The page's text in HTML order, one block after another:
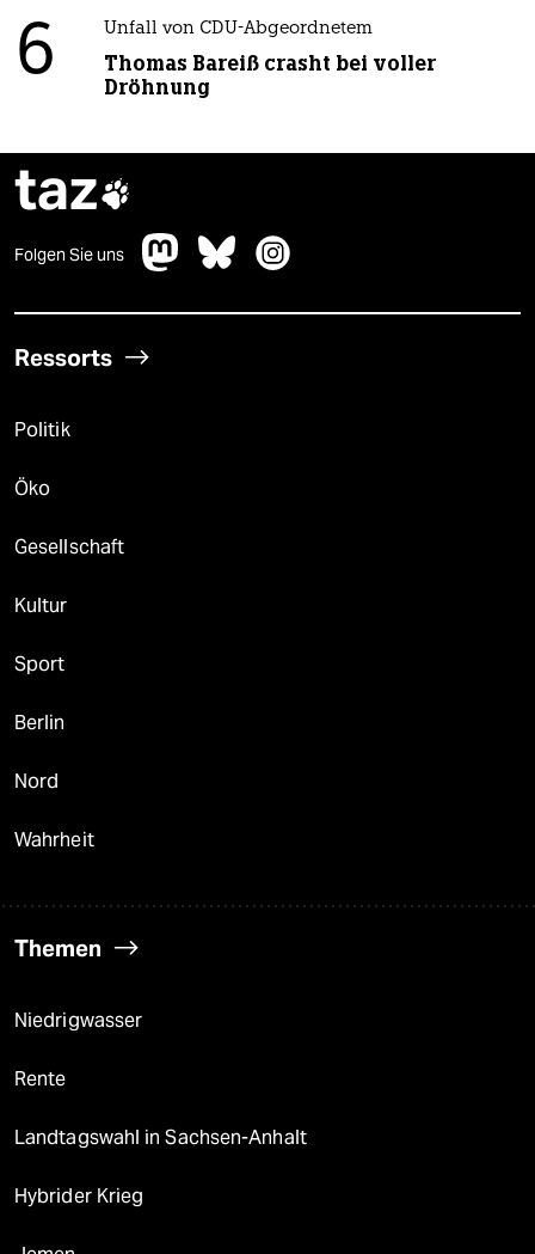
6 Unfall von CDU-Abgeordnetem
Thomas Bareiß crasht bei voller
Dröhnung
taz
Folgen Sie uns
Ressorts
Politik
Öko
Gesellschaft
Kultur
Sport
Berlin
Nord
Wahrheit
Themen
Niedrigwasser
Rente
Landtagswahl in Sachsen-Anhalt
Hybrider Krieg